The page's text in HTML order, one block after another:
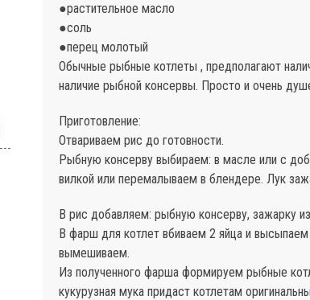
●растительное масло
●соль
●перец молотый
Обычные рыбные котлеты , предполагают
наличие рыбной консервы. Просто и очень
Приготовление:
Отвариваем рис до готовности.
Рыбную консерву выбираем: в масле или с
вилкой или перемалываем в блендере. Лук
В рис добавляем: рыбную консерву, зажарку
В фарш для котлет вбиваем 2 яйца и
вымешиваем.
Из полученного фарша формируем рыбные
кукурузная мука придаст котлетам